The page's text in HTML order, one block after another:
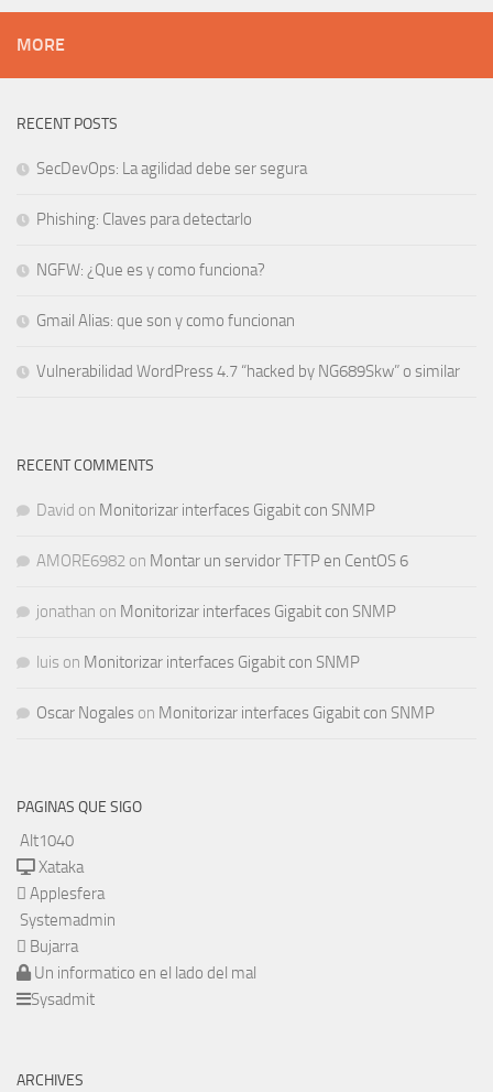
MORE
RECENT POSTS
SecDevOps: La agilidad debe ser segura
Phishing: Claves para detectarlo
NGFW: ¿Que es y como funciona?
Gmail Alias: que son y como funcionan
Vulnerabilidad WordPress 4.7 “hacked by NG689Skw” o similar
RECENT COMMENTS
David on Monitorizar interfaces Gigabit con SNMP
AMORE6982 on Montar un servidor TFTP en CentOS 6
jonathan on Monitorizar interfaces Gigabit con SNMP
luis on Monitorizar interfaces Gigabit con SNMP
Oscar Nogales on Monitorizar interfaces Gigabit con SNMP
PAGINAS QUE SIGO
Alt1040
Xataka
Applesfera
Systemadmin
Bujarra
Un informatico en el lado del mal
Sysadmit
ARCHIVES